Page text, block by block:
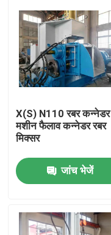
X(S) N110 रबर कन्नेडर
मशीन फैलाव कन्नेडर रबर
मिक्सर
जांच भेजें